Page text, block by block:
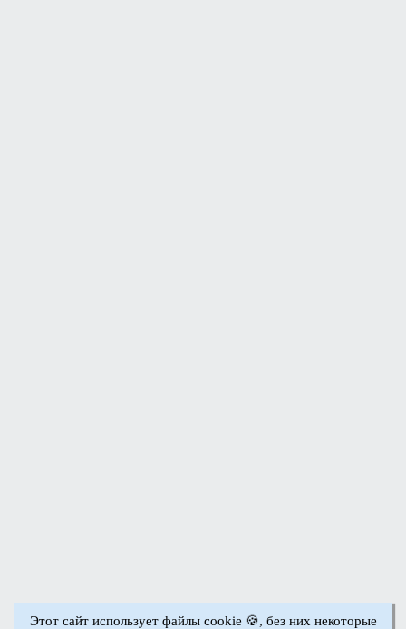
Этот сайт использует файлы cookie 🍪, без них некоторые